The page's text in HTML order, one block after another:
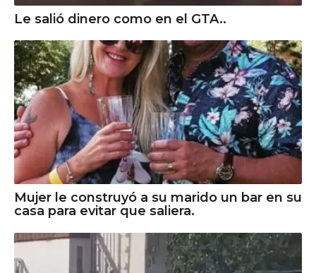
Le salió dinero como en el GTA..
Mujer le construyó a su marido un bar en su
casa para evitar que saliera.